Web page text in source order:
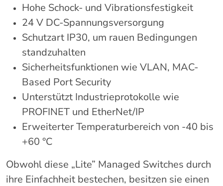
Hohe Schock- und Vibrationsfestigkeit
24 V DC-Spannungsversorgung
Schutzart IP30, um rauen Bedingungen
standzuhalten
Sicherheitsfunktionen wie VLAN, MAC-
Based Port Security
Unterstützt Industrieprotokolle wie
PROFINET und EtherNet/IP
Erweiterter Temperaturbereich von -40 bis
+60 °C
Obwohl diese „Lite” Managed Switches durch
ihre Einfachheit bestechen, besitzen sie einen